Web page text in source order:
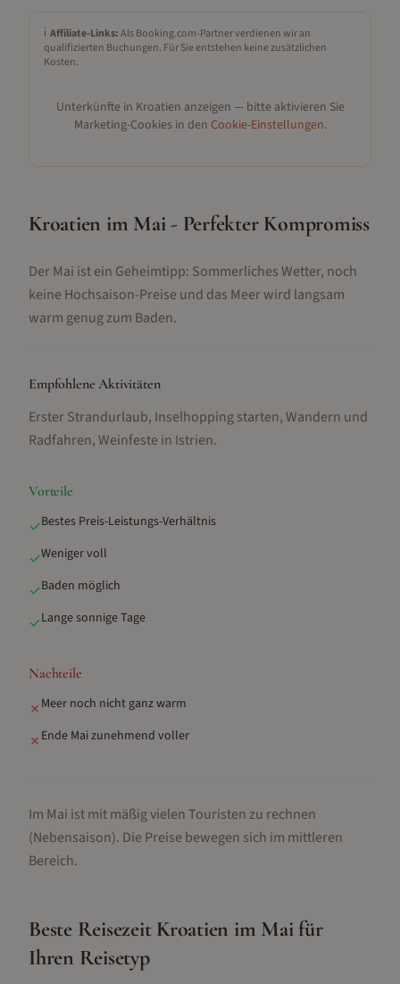
ℹ️ Affiliate-Links:Als Booking.com-Partner verdienen wir an
qualifizierten Buchungen. Für Sie entstehen keine zusätzlichen
Kosten.
Unterkünfte in Kroatien anzeigen — bitte aktivieren Sie
Marketing-Cookies in den Cookie-Einstellungen.
Kroatien im Mai - Perfekter Kompromiss
Der Mai ist ein Geheimtipp: Sommerliches Wetter, noch
keine Hochsaison-Preise und das Meer wird langsam
warm genug zum Baden.
Empfohlene Aktivitäten
Erster Strandurlaub, Inselhopping starten, Wandern und
Radfahren, Weinfeste in Istrien.
Vorteile
✓Bestes Preis-Leistungs-Verhältnis
✓Weniger voll
✓Baden möglich
✓Lange sonnige Tage
Nachteile
✗ Meer noch nicht ganz warm
✗ Ende Mai zunehmend voller
Im Mai ist mit mäßig vielen Touristen zu rechnen
(Nebensaison). Die Preise bewegen sich im mittleren
Bereich.
Beste Reisezeit Kroatien im Maifür
Ihren Reisetyp